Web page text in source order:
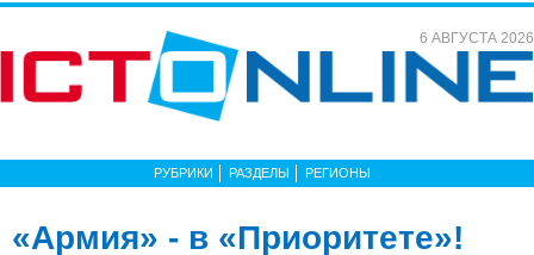
6 АВГУСТА 2026
РУБРИКИ РАЗДЕЛЫ РЕГИОНЫ
«Армия» - в «Приоритете»!